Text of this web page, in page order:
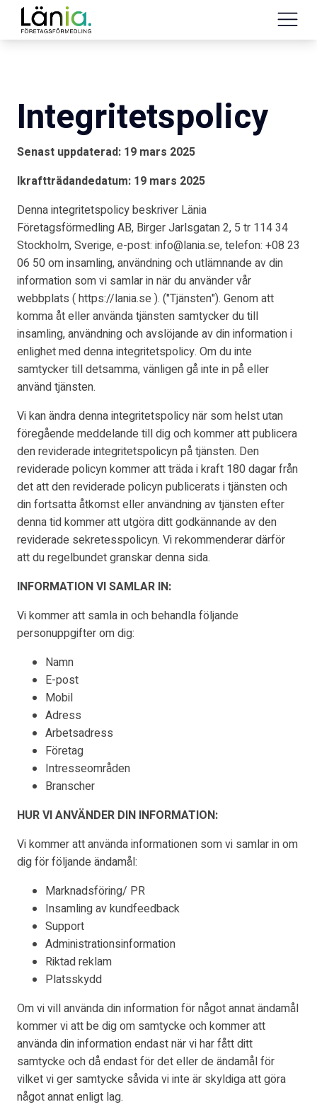
Integritetspolicy
Senast uppdaterad: 19 mars 2025
Ikraftträdandedatum: 19 mars 2025
Denna integritetspolicy beskriver Länia
Företagsförmedling AB, Birger Jarlsgatan 2, 5 tr 114 34
Stockholm, Sverige, e-post: info@lania.se, telefon: +08 23
06 50 om insamling, användning och utlämnande av din
information som vi samlar in när du använder vår
webbplats ( https://lania.se ). ("Tjänsten"). Genom att
komma åt eller använda tjänsten samtycker du till
insamling, användning och avslöjande av din information i
enlighet med denna integritetspolicy. Om du inte
samtycker till detsamma, vänligen gå inte in på eller
använd tjänsten.
Vi kan ändra denna integritetspolicy när som helst utan
föregående meddelande till dig och kommer att publicera
den reviderade integritetspolicyn på tjänsten. Den
reviderade policyn kommer att träda i kraft 180 dagar från
det att den reviderade policyn publicerats i tjänsten och
din fortsatta åtkomst eller användning av tjänsten efter
denna tid kommer att utgöra ditt godkännande av den
reviderade sekretesspolicyn. Vi rekommenderar därför
att du regelbundet granskar denna sida.
INFORMATION VI SAMLAR IN:
Vi kommer att samla in och behandla följande
personuppgifter om dig:
Namn
E-post
Mobil
Adress
Arbetsadress
Företag
Intresseområden
Branscher
HUR VI ANVÄNDER DIN INFORMATION:
Vi kommer att använda informationen som vi samlar in om
dig för följande ändamål:
Marknadsföring/ PR
Insamling av kundfeedback
Support
Administrationsinformation
Riktad reklam
Platsskydd
Om vivill använda din information för något annat ändamål
kommer vi att be dig om samtycke och kommer att
använda din information endast när vi har fått ditt
samtycke och då endast för det eller de ändamål för
vilket vi ger samtycke såvida vi inte är skyldiga att göra
något annat enligt lag.